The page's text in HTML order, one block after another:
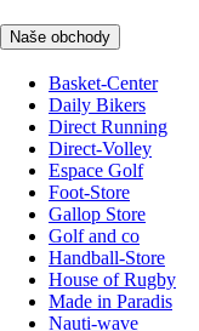
Naše obchody
Basket-Center
Daily Bikers
Direct Running
Direct-Volley
Espace Golf
Foot-Store
Gallop Store
Golf and co
Handball-Store
House of Rugby
Made in Paradis
Nauti-wave